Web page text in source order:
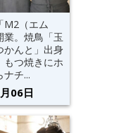
M2（エム
業。焼鳥「玉
かんと」出身
もつ焼きにホ
ナチ...
06日